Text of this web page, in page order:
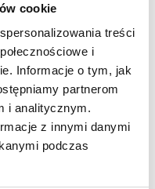
cookie
treści
i
Informacje o tym, jak
partnerom
i analitycznym.
z innymi danymi
podczas